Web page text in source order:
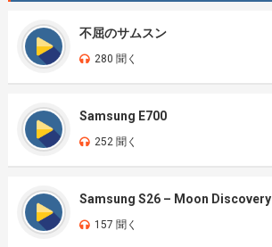
不屈のサムスン
280 聞く
Samsung E700
252 聞く
Samsung S26 – Moon Discovery
157 聞く